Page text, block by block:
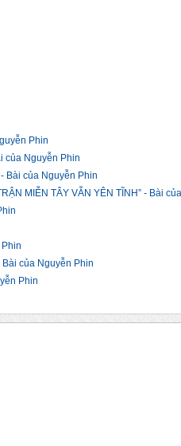
Phin
của Nguyễn Phin
Bài của Nguyễn Phin
MIỄN TÂY VẪN YÊN TĨNH” - Bài
Bài của Nguyễn Phin
Phin